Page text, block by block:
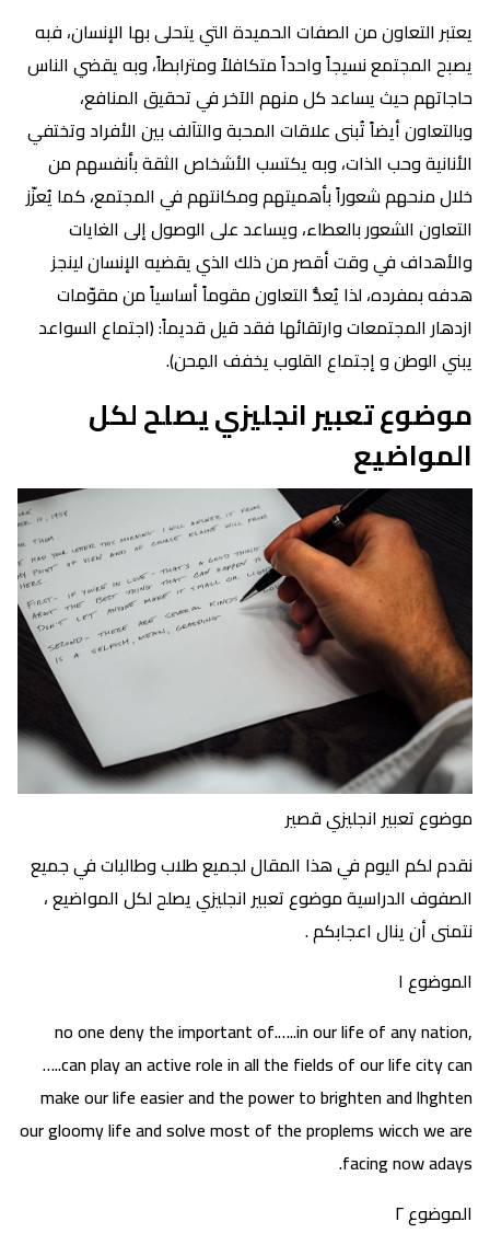
يعتبر التعاون من الصفات الحميدة التي يتحلى بها الإنسان، فبه
يصبح المجتمع نسيجاً واحداً متكافلاً ومترابطاً، وبه يقضي الناس
حاجاتهم حيث يساعد كل منهم الآخر في تحقيق المنافع،
وبالتعاون أيضاً تُبنى علاقات المحبة والتآلف بين الأفراد وتختفي
الأنانية وحب الذات، وبه يكتسب الأشخاص الثقة بأنفسهم من
خلال منحهم شعوراً بأهميتهم ومكانتهم في المجتمع، كما يُعزّز
التعاون الشعور بالعطاء، ويساعد على الوصول إلى الغايات
والأهداف في وقت أقصر من ذلك الذي يقضيه الإنسان لينجز
هدفه بمفرده، لذا يُعدُّ التعاون مقوماً أساسياً من مقوّمات
ازدهار المجتمعات وارتقائها فقد قيل قديماً: (اجتماع السواعد
يبني الوطن و إجتماع القلوب يخفف المِحن).
موضوع تعبير انجليزي يصلح لكل
المواضيع
موضوع تعبير انجليزي قصير
نقدم لكم اليوم في هذا المقال لجميع طلاب وطالبات في جميع
الصفوف الدراسية موضوع تعبير انجليزي يصلح لكل المواضيع ،
نتمنى أن ينال اعجابكم .
الموضوع ١
no one deny the important of.…..in our life of any nation,
…..can play an active role in all the fields of our life city can
make our life easier and the power to brighten and lhghten
our gloomy life and solve most of the proplems wicch we are
facing now adays.
الموضوع ٢